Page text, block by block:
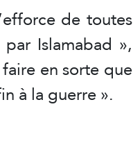
de toutes
Islamabad »,
en sorte que
à la guerre ».